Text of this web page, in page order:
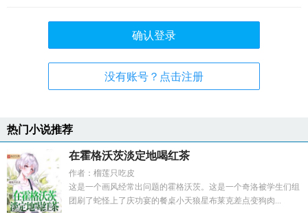
确认登录
没有账号？点击注册
热门小说推荐
在霍格沃茨淡定地喝红茶
作者：榴莲只吃皮
这是一个画风经常出问题的霍格沃茨。这是一个奇洛被学生们组
团刷了蛇怪上了庆功宴的餐桌小天狼星布莱克差点变狗肉...